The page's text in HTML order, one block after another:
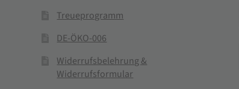
Treueprogramm
DE-ÖKO-006
Widerrufsbelehrung &
Widerrufsformular